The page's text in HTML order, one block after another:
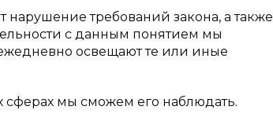
требований закона, а также
с данным понятием мы
освещают те или иные
сферах мы сможем его наблюдать.